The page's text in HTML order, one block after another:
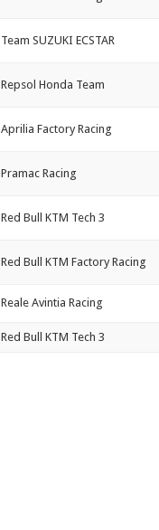
Team SUZUKI ECSTAR
Repsol Honda Team
Aprilia Factory Racing
Pramac Racing
Red Bull KTM Tech 3
Red Bull KTM Factory Racing
Reale Avintia Racing
Red Bull KTM Tech 3